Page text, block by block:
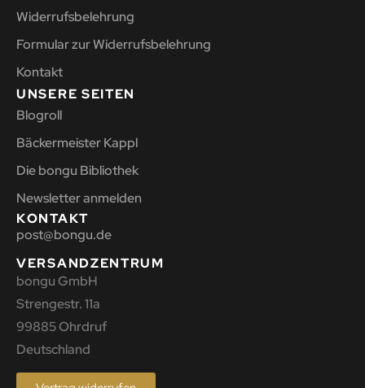
Widerrufsbelehrung
Formular zur Widerrufsbelehrung
Kontakt
UNSERE SEITEN
Blogroll
Bäckermeister Kappl
Die bongu Bibliothek
Newsletter anmelden
KONTAKT
post@bongu.de
VERSANDZENTRUM
bongu GmbH
Strengestr. 11a
99885 Ohrdruf
Deutschland